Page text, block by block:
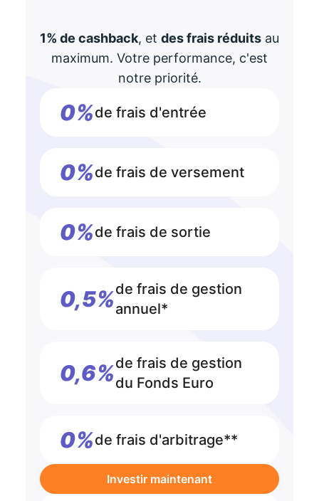
1% de cashback, et des frais réduits au
maximum. Votre performance, c'est
notre priorité.
0%de frais d'entrée
0%de frais de versement
0%de frais de sortie
0,5%de frais de gestion
annuel*
0,6%de frais de gestion
du Fonds Euro
0%de frais d'arbitrage**
Investir maintenant